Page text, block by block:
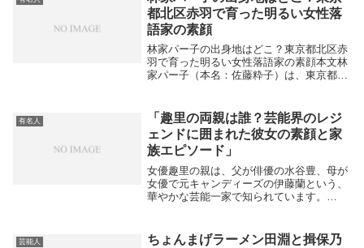
妻」という視...
都北区赤羽で育った明るい女性落
語家の素顔
林家パー子の出身地はどこ？東京都北区赤
羽で育った明るい女性落語家の素顔本文林
家パー子（本名：佐藤粋子）は、東京都北
月13日生まれで、明るく元気なキャラクタ
ーと独...
有名人
「趣里の両親は誰？芸能界のレジ
ェンドに囲まれた彼女の素顔と家
族エピソード」
女優趣里の親は、父が俳優の水谷豊、母が
女優で元キャンディーズの伊藤蘭という、
華やかな芸能一家で知られています。
から注目を集めてきました。jprime+...
芸能人
ちょんまげラーメン田淵と揖保乃